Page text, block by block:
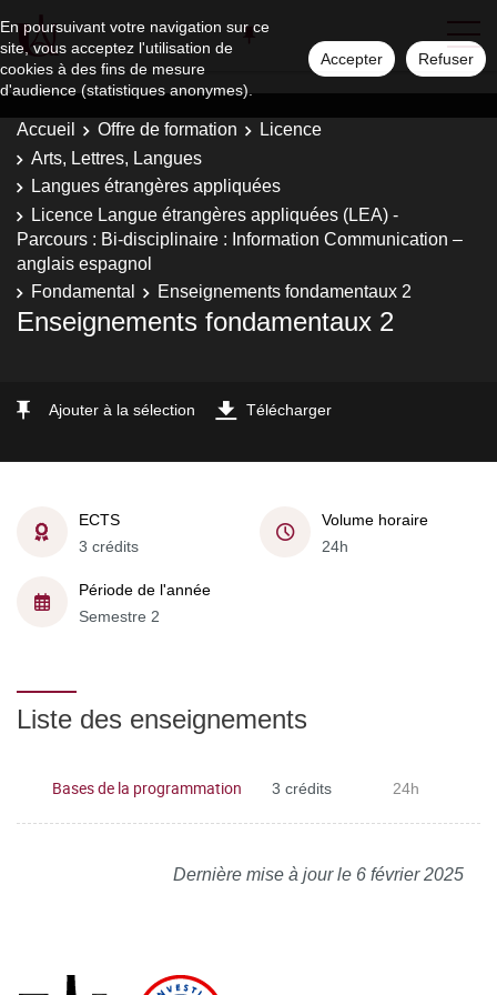
En poursuivant votre navigation sur ce
site, vous acceptez l'utilisation de
cookies à des fins de mesure
d'audience (statistiques anonymes).
Accepter Refuser
Accueil Offre de formation
Licence
Arts, Lettres, Langues
Langues étrangères appliquées
Licence Langue étrangères appliquées (LEA) -
Parcours : Bi-disciplinaire : Information Communication –
anglais espagnol
Fondamental
Enseignements fondamentaux 2
Enseignements fondamentaux 2
Ajouter à la sélection Télécharger
ECTS
3 crédits
Volume horaire
24h
Période de l'année
Semestre 2
Liste des enseignements
Bases de la programmation 3 crédits 24h
Dernière mise à jour le 6 février 2025